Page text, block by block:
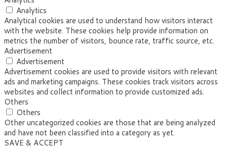
Analytics
Analytical cookies are used to understand how visitors interact
with the website. These cookies help provide information on
metrics the number of visitors, bounce rate, traffic source, etc.
Advertisement
Advertisement
Advertisement cookies are used to provide visitors with relevant
ads and marketing campaigns. These cookies track visitors across
websites and collect information to provide customized ads.
Others
Others
Other uncategorized cookies are those that are being analyzed
and have not been classified into a category as yet.
SAVE & ACCEPT